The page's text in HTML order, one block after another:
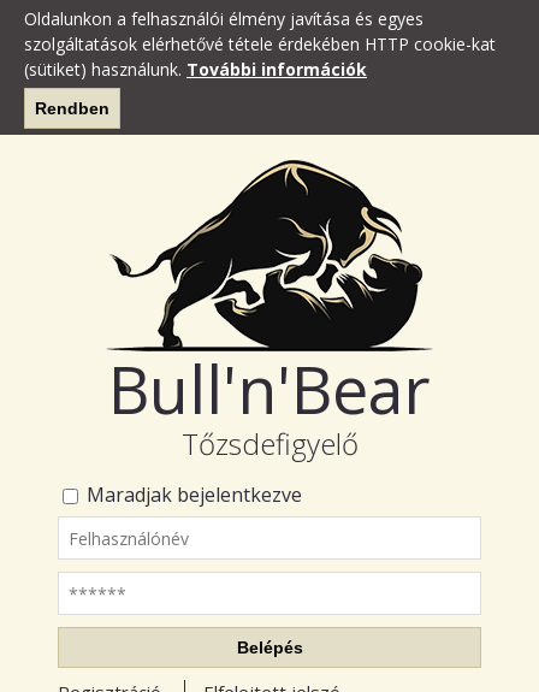
Oldalunkon a felhasználói élmény javítása és egyes
szolgáltatások elérhetővé tétele érdekében HTTP cookie-kat
(sütiket) használunk. További információk
Rendben
Bull'n'Bear
Tőzsdefigyelő
Maradjak bejelentkezve
Felhasználónév
Jelszó
Belépés